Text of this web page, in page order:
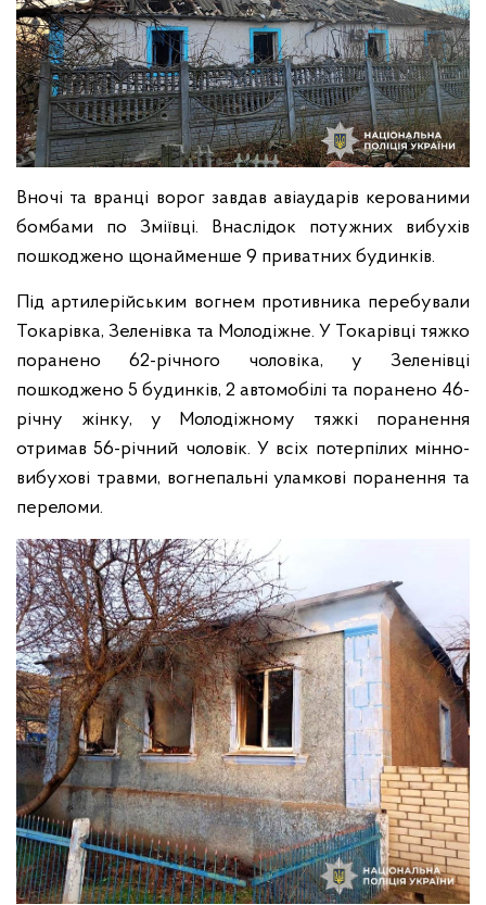
Вночі та вранці ворог завдав авіаударів керованими
бомбами по Зміївці. Внаслідок потужних вибухів
пошкоджено щонайменше 9 приватних будинків.
Під артилерійським вогнем противника перебували
Токарівка, Зеленівка та Молодіжне. У Токарівці тяжко
поранено 62-річного чоловіка, у Зеленівці
пошкоджено 5 будинків, 2 автомобілі та поранено 46-
річну жінку, у Молодіжному тяжкі поранення
отримав 56-річний чоловік. У всіх потерпілих мінно-
вибухові травми, вогнепальні уламкові поранення та
переломи.